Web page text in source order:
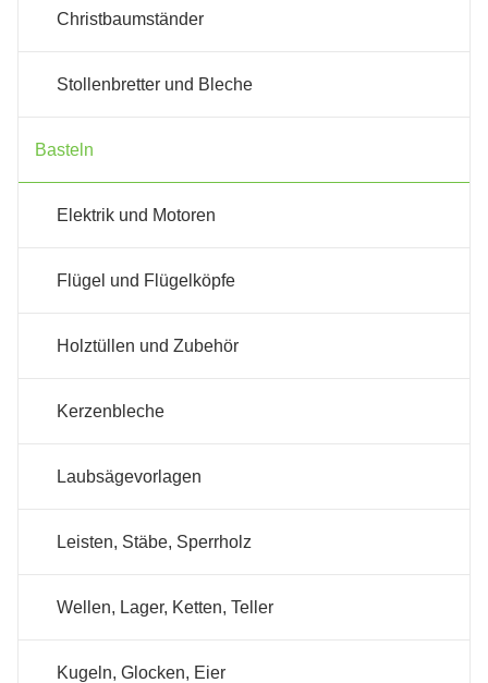
Christbaumständer
Stollenbretter und Bleche
Basteln
Elektrik und Motoren
Flügel und Flügelköpfe
Holztüllen und Zubehör
Kerzenbleche
Laubsägevorlagen
Leisten, Stäbe, Sperrholz
Wellen, Lager, Ketten, Teller
Kugeln, Glocken, Eier